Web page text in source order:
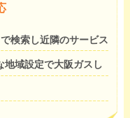
検索し近隣のサービス
地域設定で大阪ガスし